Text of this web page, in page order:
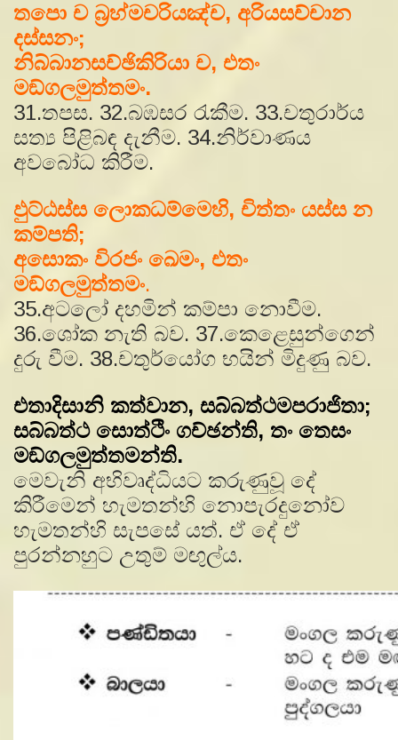
තපො ච බ්‍රහ්මචරියඤ්ච, අරියසච්චාන
දස්සනං;
නිබ්බානසච්ඡිකිරියා ච, එතං
මඞ්ගලමුත්තමං.
31.තපස. 32.බඹසර රැකීම. 33.චතුරාර්ය
සත්‍ය පිළිබඳ දැනීම. 34.නිර්වාණය
අවබෝධ කිරීම.
ඵුට්ඨස්ස ලොකධම්මෙහි, චිත්තං යස්ස න
කම්පති;
අසොකං විරජං ඛෙමං, එතං
මඞ්ගලමුත්තමං.
35.අටලෝ දහමින් කම්පා නොවීම.
36.ශෝක නැති බව. 37.කෙළෙසුන්ගෙන්
දුරු වීම. 38.චතුර්යෝග භයින් මිදුණු බව.
එතාදිසානි කත්වාන, සබ්බත්ථමපරාජිතා;
සබ්බත්ථ සොත්ථිං ගච්ඡන්ති, තං තෙසං
මඞ්ගලමුත්තමන්ති.
මෙවැනි අභිවෘද්ධියට කරුණුවූ දේ
කිරීමෙන් හැමතන්හි නොපැරදුනෝව
හැමතන්හි සැපසේ යත්. ඒ දේ ඒ
පුරන්නහුට උතුම් මඟුල්ය.